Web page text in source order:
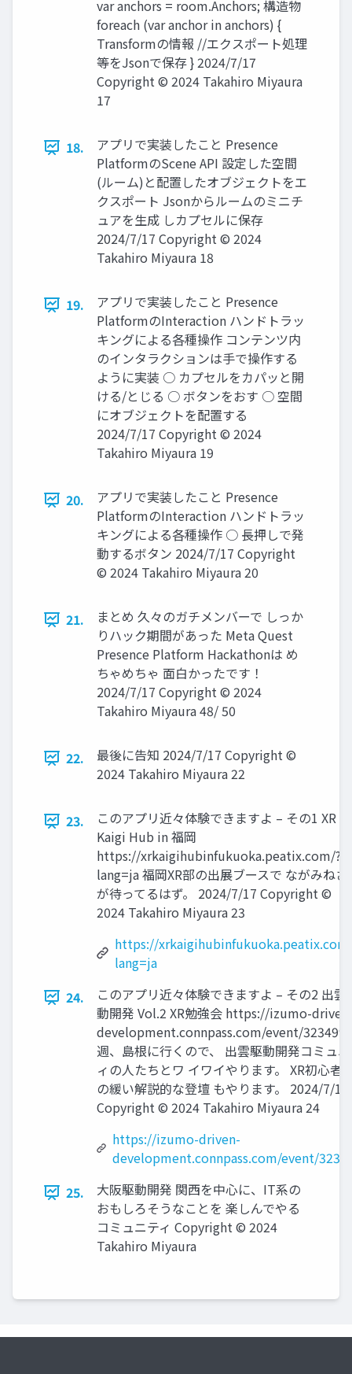
var anchors = room.Anchors; 構造物
foreach (var anchor in anchors) {
Transformの情報 //エクスポート処理
等をJsonで保存 } 2024/7/17
Copyright © 2024 Takahiro Miyaura
17
18.
アプリで実装したこと Presence
PlatformのScene API 設定した空間
(ルーム)と配置したオブジェクトをエ
クスポート Jsonからルームのミニチ
ュアを生成 しカプセルに保存
2024/7/17 Copyright © 2024
Takahiro Miyaura 18
19.
アプリで実装したこと Presence
PlatformのInteraction ハンドトラッ
キングによる各種操作 コンテンツ内
のインタラクションは手で操作する
ように実装 ○ カプセルをカパッと開
ける/とじる ○ ボタンをおす ○ 空間
にオブジェクトを配置する
2024/7/17 Copyright © 2024
Takahiro Miyaura 19
20.
アプリで実装したこと Presence
PlatformのInteraction ハンドトラッ
キングによる各種操作 ○ 長押しで発
動するボタン 2024/7/17 Copyright
© 2024 Takahiro Miyaura 20
21.
まとめ 久々のガチメンバーで しっか
りハック期間があった Meta Quest
Presence Platform Hackathonは め
ちゃめちゃ 面白かったです！
2024/7/17 Copyright © 2024
Takahiro Miyaura 48/ 50
22.
最後に告知 2024/7/17 Copyright ©
2024 Takahiro Miyaura 22
23.
このアプリ近々体験できますよ – その1 XR
Kaigi Hub in 福岡
https://xrkaigihubinfukuoka.peatix.com/?
lang=ja 福岡XR部の出展ブースで ながみねさ
が待ってるはず。 2024/7/17 Copyright ©
2024 Takahiro Miyaura 23
https://
lang=ja
24.
このアプリ近々体験できますよ – その2 出雲
動開発 Vol.2 XR勉強会 https://izumo-
development.connpass.com/event/
週、島根に行くので、 出雲駆動開発コミュ
ィの人たちとワ イワイやります。 XR初心者
の緩い解説的な登壇 もやります。 2024/7/17
Copyright © 2024 Takahiro Miyaura 24
https://izumo-driven-
development.connpass.com/event/
25.
大阪駆動開発 関西を中心に、IT系の
おもしろそうなことを 楽しんでやる
コミュニティ Copyright © 2024
Takahiro Miyaura